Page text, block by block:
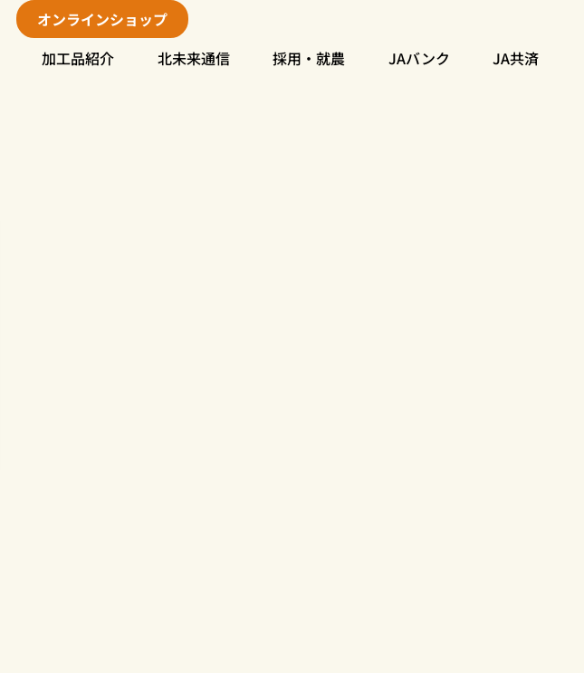
オンラインショップ
加工品紹介 北未来通信 採用・就農 JAバンク JA共済